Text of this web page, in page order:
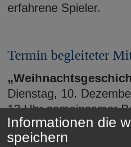
erfahrene Spieler.
Termin begleiteter
Dienstag, 10.
12 Uhr gemeinsamer
1.OG
Essen: Hackbraten mit
Informationen die
speichern